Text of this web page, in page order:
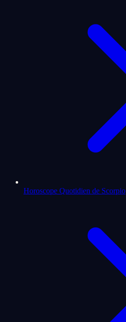
Horoscope Quotidien de Scorpio